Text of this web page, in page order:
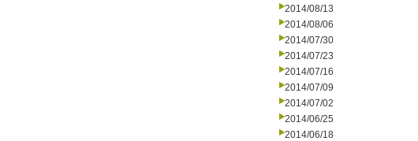
2014/08/13
2014/08/06
2014/07/30
2014/07/23
2014/07/16
2014/07/09
2014/07/02
2014/06/25
2014/06/18